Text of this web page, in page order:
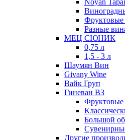
Noyan
Разные
МЕЦ СЮНИК
0,75 л
1,5 - 3 л
Шаумян Вин
Givany Wine
Вайк Груп
Гиневан ВЗ
Большой
Другие